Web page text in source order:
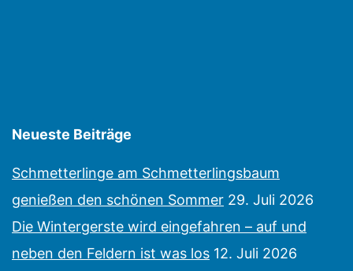
Neueste Beiträge
Schmetterlinge am Schmetterlingsbaum
genießen den schönen Sommer 29. Juli 2026
Die Wintergerste wird eingefahren – auf und
neben den Feldern ist was los 12. Juli 2026